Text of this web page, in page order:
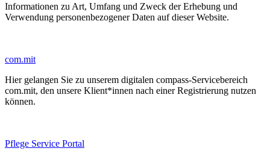
Informationen zu Art, Umfang und Zweck der Erhebung und
Verwendung personenbezogener Daten auf dieser Website.
com.mit
Hier gelangen Sie zu unserem digitalen compass-Servicebereich
com.mit, den unsere Klient*innen nach einer Registrierung nutzen
können.
Pflege Service Portal